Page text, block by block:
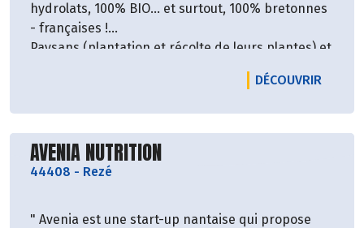
hydrolats, 100% BIO... et surtout, 100% bretonnes
- françaises !
Paysans (plantation et récolte de leurs plantes) et
plantes), Avelenn propose des huiles essentielles,
sur une dizaine d'hectares, une gamme de 25
huiles essentielles et 18 hydrolats.
DÉCOUVRIR
Découvrir le producteur
AVENIA NUTRITION
44408 - Rezé
" Avenia est une start-up nantaise qui propose